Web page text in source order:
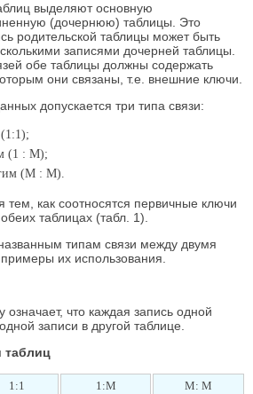
выделяют основную
(дочернюю) таблицы. Это
родительской таблицы может быть
записями дочерней таблицы.
обе таблицы должны содержать
они связаны, т.е. внешние ключи.
допускается три типа связи:
(1 : М);
(М : М).
тем, как соотносятся первичные ключи
таблицах (табл. 1).
типам связи между двумя
их использования.
что каждая запись одной
записи в другой таблице.
таблиц
1:1 1:М
М: М